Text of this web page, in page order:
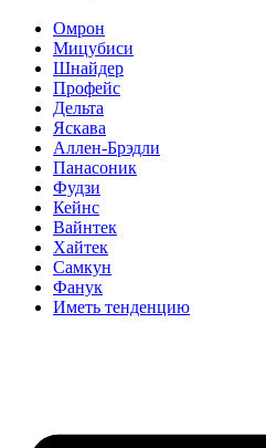
Омрон
Мицубиси
Шнайдер
Профейс
Дельта
Яскава
Аллен-Брэдли
Панасоник
Фудзи
Кейнс
Вайнтек
Хайтек
Самкун
Фанук
Иметь тенденцию